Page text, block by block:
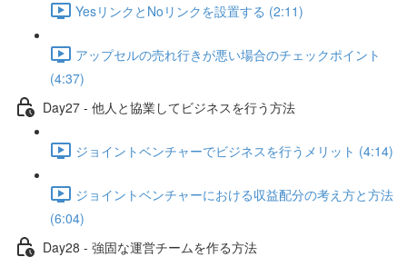
YesリンクとNoリンクを設置する (2:11)
アップセルの売れ行きが悪い場合のチェックポイント
(4:37)
Day27 - 他人と協業してビジネスを行う方法
ジョイントベンチャーでビジネスを行うメリット (4:14)
ジョイントベンチャーにおける収益配分の考え方と方法
(6:04)
Day28 - 強固な運営チームを作る方法